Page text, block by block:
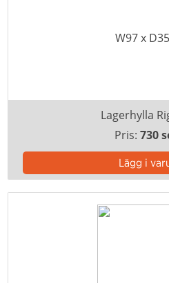
Lagerhylla
Pris: 730